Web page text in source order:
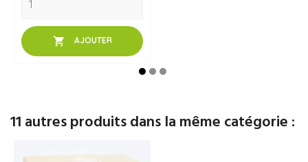
 AJOUTER
11 autres produits dans la même catégorie :